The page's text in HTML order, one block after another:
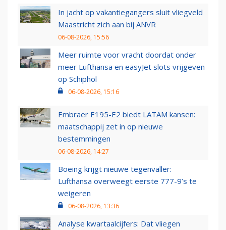
In jacht op vakantiegangers sluit vliegveld
Maastricht zich aan bij ANVR
06-08-2026, 15:56
Meer ruimte voor vracht doordat onder
meer Lufthansa en easyJet slots vrijgeven
op Schiphol
06-08-2026, 15:16
Embraer E195-E2 biedt LATAM kansen:
maatschappij zet in op nieuwe
bestemmingen
06-08-2026, 14:27
Boeing krijgt nieuwe tegenvaller:
Lufthansa overweegt eerste 777-9’s te
weigeren
06-08-2026, 13:36
Analyse kwartaalcijfers: Dat vliegen